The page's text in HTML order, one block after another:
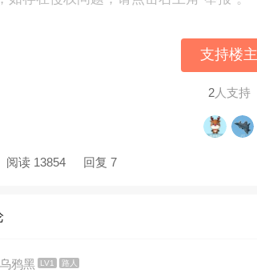
支持楼主
2人支持
阅读 13854 回复 7
鸦黑 LV1 路人